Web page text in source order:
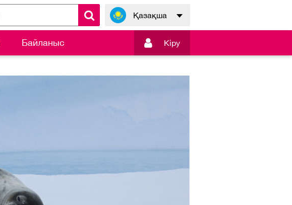
Қазақша
Байланыс  Кiру